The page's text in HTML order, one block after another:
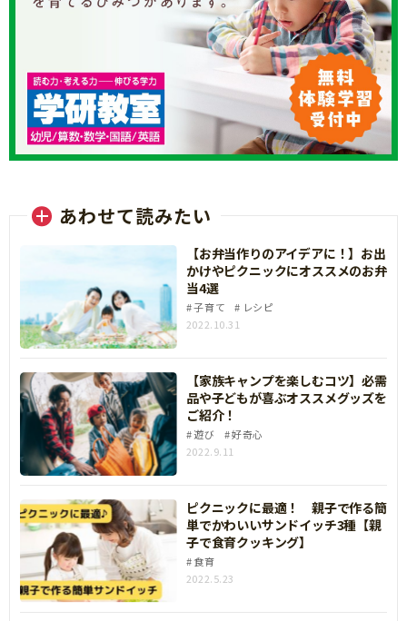
あわせて読みたい
【お弁当作りのアイデアに！】お出
かけやピクニックにオススメのお弁
当4選
子育て
レシピ
2022.10.31
【家族キャンプを楽しむコツ】必需
品や子どもが喜ぶオススメグッズを
ご紹介！
遊び
好奇心
2022.9.11
ピクニックに最適！ 親子で作る簡
単でかわいいサンドイッチ3種【親
子で食育クッキング】
食育
2022.5.23